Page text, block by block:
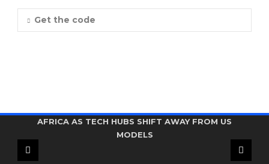
Get the code
AFRICA AS TECH HUBS SHIFT AWAY FROM US
MODELS
IRAN, OMAN DISCUSS CHARGING UP TO 7% FEE
ON HORMUZ CARGO TRANSIT
PEZESHKIAN SAYS US, ISRAEL THOUGHT THEY
COULD TAKE OVER IRAN ‘IN 48 HOURS’